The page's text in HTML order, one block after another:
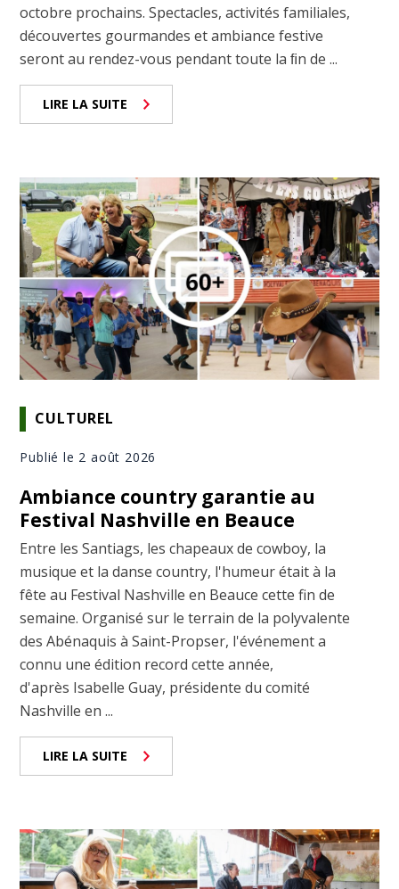
octobre prochains. Spectacles, activités familiales,
découvertes gourmandes et ambiance festive
seront au rendez-vous pendant toute la ﬁn de ...
LIRE LA SUITE
CULTUREL
Publié le 2 août 2026
Ambiance country garantie au
Festival Nashville en Beauce
Entre les Santiags, les chapeaux de cowboy, la
musique et la danse country, l'humeur était à la
fête au Festival Nashville en Beauce cette fin de
semaine. Organisé sur le terrain de la polyvalente
des Abénaquis à Saint-Propser, l'événement a
connu une édition record cette année,
d'après Isabelle Guay, présidente du comité
Nashville en ...
LIRE LA SUITE